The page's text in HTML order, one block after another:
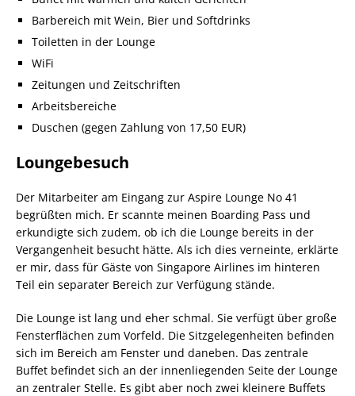
Barbereich mit Wein, Bier und Softdrinks
Toiletten in der Lounge
WiFi
Zeitungen und Zeitschriften
Arbeitsbereiche
Duschen (gegen Zahlung von 17,50 EUR)
Loungebesuch
Der Mitarbeiter am Eingang zur Aspire Lounge No 41
begrüßten mich. Er scannte meinen Boarding Pass und
erkundigte sich zudem, ob ich die Lounge bereits in der
Vergangenheit besucht hätte. Als ich dies verneinte, erklärte
er mir, dass für Gäste von Singapore Airlines im hinteren
Teil ein separater Bereich zur Verfügung stände.
Die Lounge ist lang und eher schmal. Sie verfügt über große
Fensterflächen zum Vorfeld. Die Sitzgelegenheiten befinden
sich im Bereich am Fenster und daneben. Das zentrale
Buffet befindet sich an der innenliegenden Seite der Lounge
an zentraler Stelle. Es gibt aber noch zwei kleinere Buffets